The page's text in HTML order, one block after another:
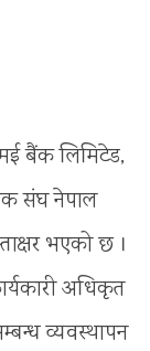
बैंक लिमिटेड,
संघ नेपाल
भएको छ ।
अधिकृत
व्यवस्थापन